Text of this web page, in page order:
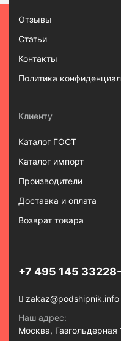
Отзывы
Статьи
Контакты
Политика
Клиенту
Каталог ГОСТ
Каталог импорт
Производители
Доставка и оплата
Возврат товара
+7 495 145 3322
zakaz@podshipnik.info
Наш адрес:
Москва, Газгольдерная